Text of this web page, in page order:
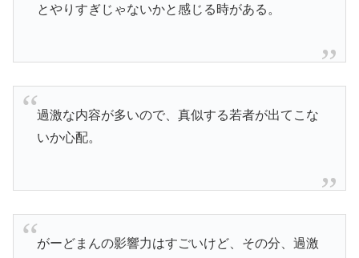
とやりすぎじゃないかと感じる時がある。
過激な内容が多いので、真似する若者が出てこな
いか心配。
がーどまんの影響力はすごいけど、その分、過激